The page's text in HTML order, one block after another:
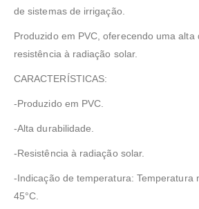
de sistemas de irrigação.
Produzido em PVC, oferecendo uma alta
resistência à radiação solar.
CARACTERÍSTICAS:
-Produzido em PVC.
-Alta durabilidade.
-Resistência à radiação solar.
-Indicação de temperatura: Temperatura
45°C.